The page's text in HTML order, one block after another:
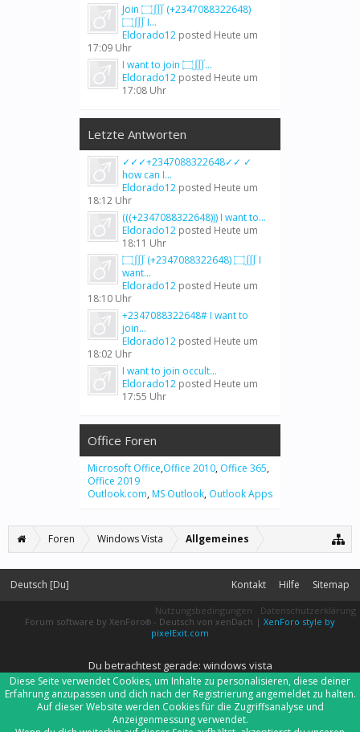
Join ۝∭ (+2347088322648)
۝∭ I...
Eldorado12 posted Heute um
17:09 Uhr
I want to join ۝∭...
Eldorado12 posted Heute um
17:08 Uhr
Letzte Antworten
✓✓✓+2347088322648✓✓ ✓
how can I...
Eldorado12 posted Heute um
18:12 Uhr
(((+2347088322648))) I want to...
Eldorado12 posted Heute um
18:11 Uhr
۝∭ (+2347088322648) ۝∭ I
want...
Eldorado12 posted Heute um
18:10 Uhr
+2347088322648# I want to
join...
Eldorado12 posted Heute um
18:02 Uhr
I want to join occult...
Eldorado12 posted Heute um
17:55 Uhr
Office Foren
Microsoft Office,Office 2010, Office 365,
Office 2019
Outlook.com, MS Outlook, Outlook Apps
Foren Windows Vista Allgemeines
Deutsch [Du] Kontakt Hilfe Sitemap
Nutzungsbedingungen
Datenschutzerklärung
Forum software by XenForo® - Deutsch von xenDach | XenForo style by
pixelExit.com
Du betrachtest gerade: windows vista
Diese Seite verwendet Cookies, um Inhalte zu personalisieren, diese deiner
Erfahrung anzupassen und dich nach der Registrierung angemeldet zu halten.
Auf dieser Website werden Cookies für die Zugriffsanalyse und
Anzeigenmessung verwendet.